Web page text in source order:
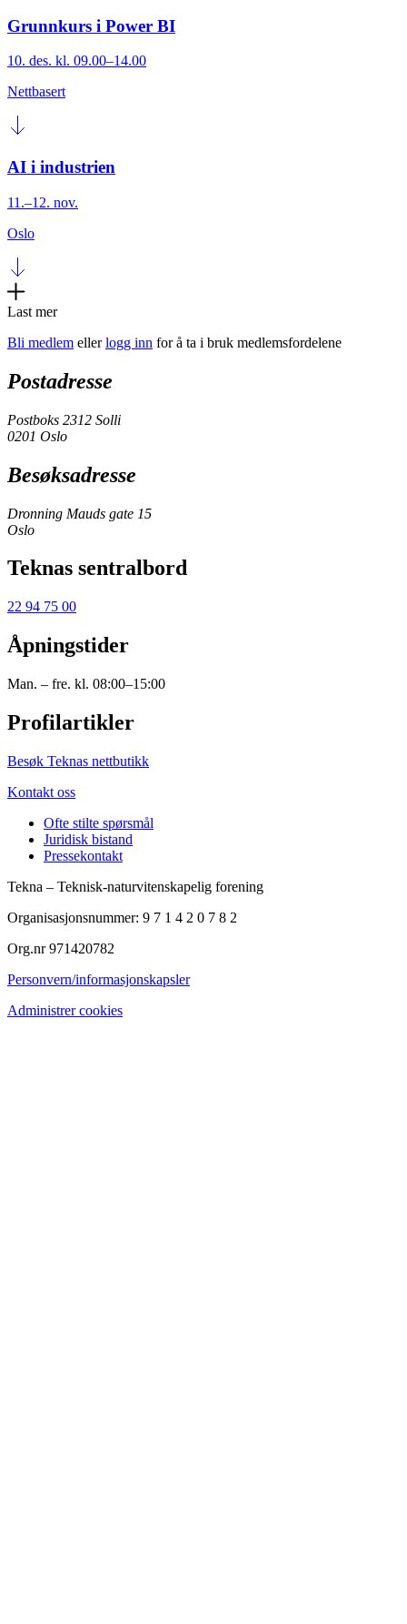
Grunnkurs i Power BI
10. des. kl. 09.00–14.00
Nettbasert
AI i industrien
11.–12. nov.
Oslo
Last mer
Bli medlem ellerlogg inn for å ta i bruk medlemsfordelene
Postadresse
Postboks 2312 Solli
0201 Oslo
Besøksadresse
Dronning Mauds gate 15
Oslo
Teknas sentralbord
22 94 75 00
Åpningstider
Man. – fre. kl. 08:00–15:00
Profilartikler
Besøk Teknas nettbutikk
Kontakt oss
Ofte stilte spørsmål
Juridisk bistand
Pressekontakt
Tekna – Teknisk-naturvitenskapelig forening
Organisasjonsnummer: 9 7 1 4 2 0 7 8 2
Org.nr 971420782
Personvern/informasjonskapsler
Administrer cookies